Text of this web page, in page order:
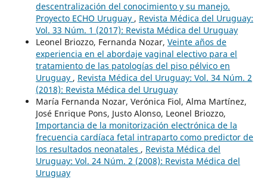
descentralización del conocimiento y su manejo.
Proyecto ECHO Uruguay , Revista Médica del Uruguay:
Vol. 33 Núm. 1 (2017): Revista Médica del Uruguay
Leonel Briozzo, Fernanda Nozar, Veinte años de
experiencia en el abordaje vaginal electivo para el
tratamiento de las patologías del piso pélvico en
Uruguay , Revista Médica del Uruguay: Vol. 34 Núm. 2
(2018): Revista Médica del Uruguay
María Fernanda Nozar, Verónica Fiol, Alma Martínez,
José Enrique Pons, Justo Alonso, Leonel Briozzo,
Importancia de la monitorización electrónica de la
frecuencia cardíaca fetal intraparto como predictor de
los resultados neonatales , Revista Médica del
Uruguay: Vol. 24 Núm. 2 (2008): Revista Médica del
Uruguay